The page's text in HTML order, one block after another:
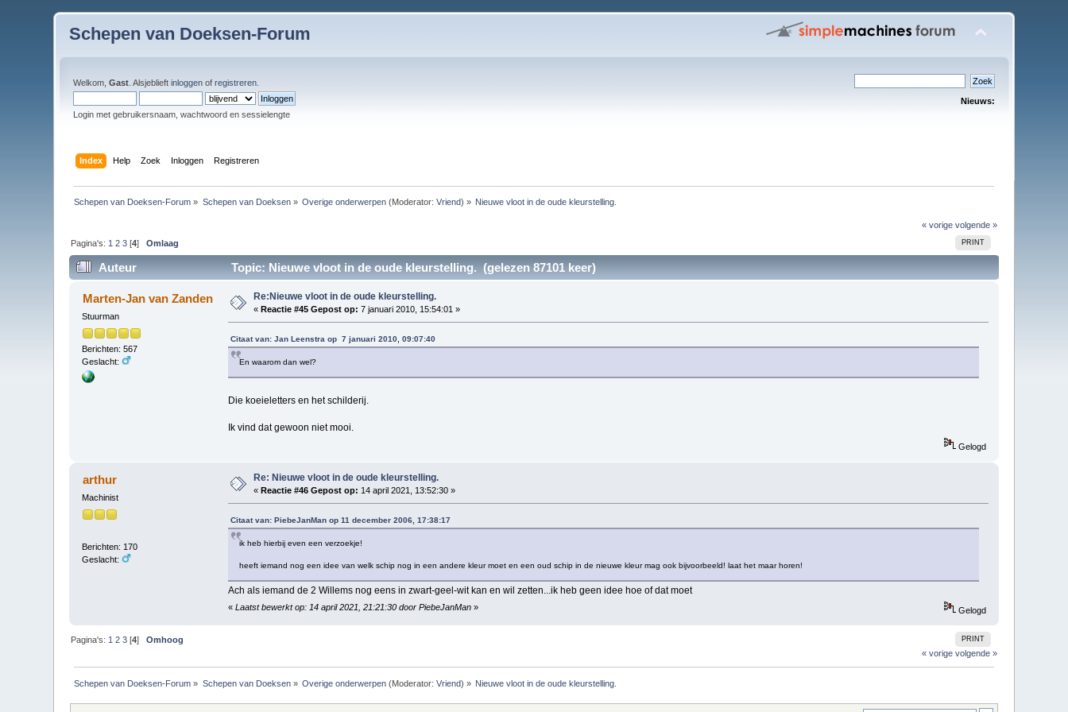
Schepen van Doeksen-Forum
Welkom,Gast . Alsjeblieftinloggen ofregistreren
Login met gebruikersnaam, wachtwoord en sessielengte
Nieuws:
Index Help Zoek Inloggen Registreren
Schepen van Doeksen-Forum » Schepen van Doeksen» Overige onderwerpen (Moderator:Vriend) » Nieuwe vloot in de oude kleurstelling.
« vorige volgende »
PRINT
Pagina's: 1 2 3 [4]Omlaag
Auteur Topic: Nieuwe vloot in de oude kleurstelling. (gelezen 87101 keer)
Marten-Jan van Zanden
Stuurman
Berichten: 567
Geslacht:
Re:Nieuwe vloot in de oude kleurstelling.
« Reactie #45 Gepost op: 7 januari 2010, 15:54:01 »
Citaat van: Jan Leenstra op 7 januari 2010, 09:07:40
En waarom dan wel?
Die koeieletters en het schilderij.
Ik vind dat gewoon niet mooi.
Gelogd
arthur
Machinist
Berichten: 170
Geslacht:
Re: Nieuwe vloot in de oude kleurstelling.
« Reactie #46 Gepost op: 14 april 2021, 13:52:30 »
Citaat van: PiebeJanMan op 11 december 2006, 17:38:17
ik heb hierbij even een verzoekje!
heeft iemand nog een idee van welk schip nog in een andere kleur moet en een oud schip in de nieuwe kleur mag ook bijvoorbeeld! laat het maar horen!
Ach als iemand de 2 Willems nog eens in zwart-geel-wit kan en wil zetten...ik heb geen idee hoe of dat moet
« Laatst bewerkt op: 14 april 2021, 21:21:30 door PiebeJanMan» Gelogd
PRINT
Pagina's: 1 2 3 [4]Omhoog
« vorige volgende »
Schepen van Doeksen-Forum » Schepen van Doeksen» Overige onderwerpen (Moderator:Vriend) » Nieuwe vloot in de oude kleurstelling.